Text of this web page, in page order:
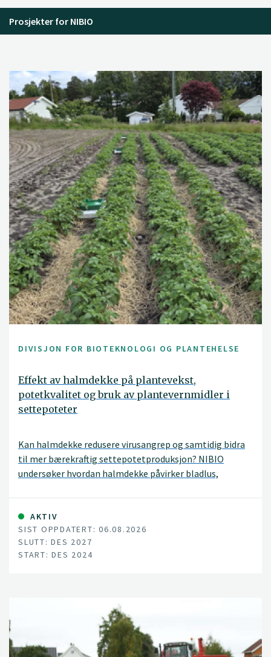
Prosjekter for NIBIO
DIVISJON FOR BIOTEKNOLOGI OG PLANTEHELSE
Effekt av halmdekke på plantevekst,
potetkvalitet og bruk av plantevernmidler i
settepoteter
Kan halmdekke redusere virusangrep og samtidig bidra
til mer bærekraftig settepotetproduksjon? NIBIO
undersøker hvordan halmdekke påvirker bladlus,
gjennom et treårig prosjekt i Agder og Solør.
AKTIV
SIST OPPDATERT: 06.08.2026
SLUTT: DES 2027
START: DES 2024